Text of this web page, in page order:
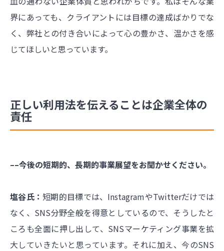
界にあっても、クライアントには目標の達成ばかりでな
く、弊社との付き合いによって心の豊かさ、温かさを感
じてほしいと思っています。
正しい利用法を伝えることは企業全体の
責任
––今後の短期的、長期的事業展望をお聞かせください。
塩谷氏： 短期的目標では、InstagramやTwitterだけでは
なく、SNS分野全般を得意としているので、そうしたと
ころも全面に押し出して、SNSマーケティング事業を拡
大していきたいと思っています。それに加え、今のSNS